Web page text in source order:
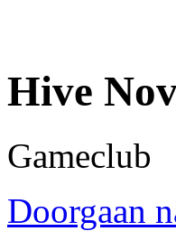
Hive
Gameclub
Doorgaan